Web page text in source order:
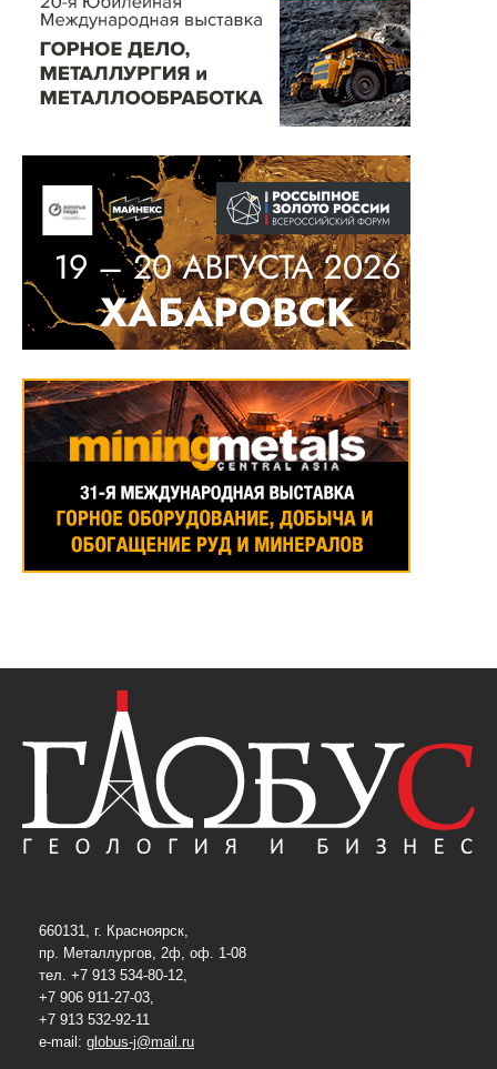
660131, г. Красноярск,
пр. Металлургов, 2ф, оф. 1-08
тел. +7 913 534-80-12,
+7 906 911-27-03,
+7 913 532-92-11
e-mail: globus-j@mail.ru